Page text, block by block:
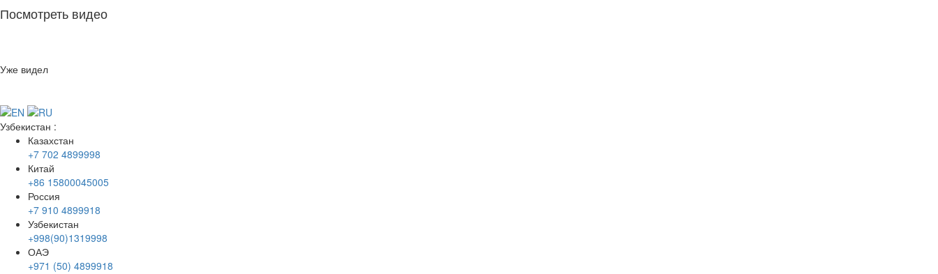
Посмотреть видео
Уже видел
Узбекистан :
Казахстан
+7 702 4899998
Китай
+86 15800045005
Россия
+7 910 4899918
Узбекистан
+998(90)1319998
ОАЭ
+971 (50) 4899918